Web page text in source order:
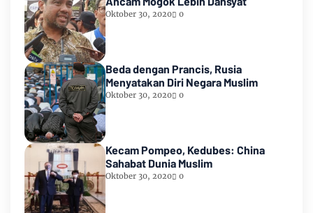
Oktober 30, 2020 0
Beda dengan Prancis, Rusia
Menyatakan Diri Negara Muslim
Oktober 30, 2020 0
Kecam Pompeo, Kedubes: China
Sahabat Dunia Muslim
Oktober 30, 2020 0